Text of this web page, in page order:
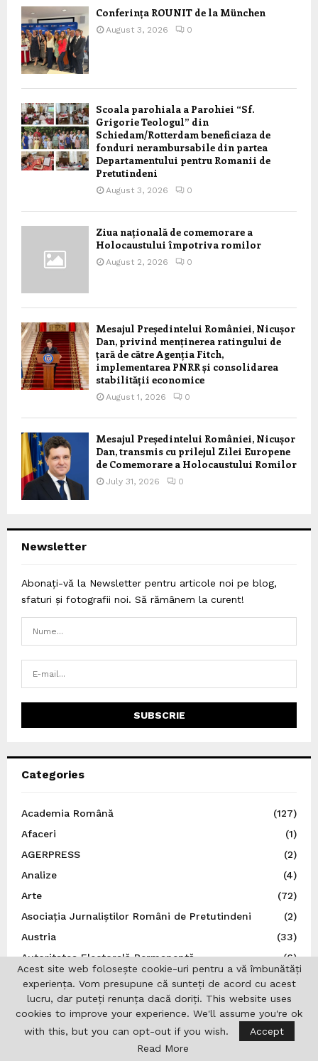
Conferința ROUNIT de la München
August 3, 2026 0
Scoala parohiala a Parohiei “Sf.
Grigorie Teologul” din
Schiedam/Rotterdam beneficiaza de
fonduri nerambursabile din partea
Departamentului pentru Romanii de
Pretutindeni
August 3, 2026 0
Ziua națională de comemorare a
Holocaustului împotriva romilor
August 2, 2026 0
Mesajul Președintelui României, Nicușor
Dan, privind menținerea ratingului de
țară de către Agenția Fitch,
implementarea PNRR și consolidarea
stabilității economice
August 1, 2026 0
Mesajul Președintelui României, Nicușor
Dan, transmis cu prilejul Zilei Europene
de Comemorare a Holocaustului Romilor
July 31, 2026 0
Newsletter
Abonați-vă la Newsletter pentru articole noi pe blog,
sfaturi și fotografii noi. Să rămânem la curent!
Categories
Academia Română
(127)
Afaceri
(1)
AGERPRESS
(2)
Analize
(4)
Arte
(72)
Asociația Jurnaliștilor Români de Pretutindeni
(2)
Austria
(33)
Autoritatea Electorală Permanentă
(6)
Basarabia
(5)
Belgia
(7)
Benzi Desenate
(15)
(10)
Acest site web folosește cookie-uri pentru a vă îmbunătăți
experiența. Vom presupune că sunteți de acord cu acest
lucru, dar puteți renunța dacă doriți. This website uses
cookies to improve your experience. We'll assume you're ok
with this, but you can opt-out if you wish.
Accept
Read More